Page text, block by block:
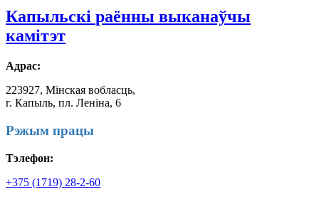
Капыльскі раённы выканаўчы
камітэт
Адрас:
223927, Мінская вобласць,
г. Капыль, пл. Леніна, 6
Рэжым працы
Тэлефон:
+375 (1719) 28-2-60